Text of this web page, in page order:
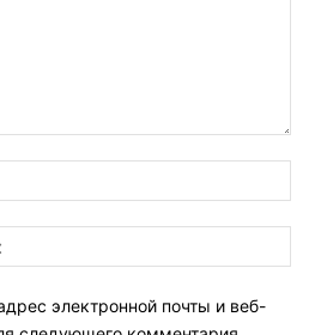
электронной почты и веб-